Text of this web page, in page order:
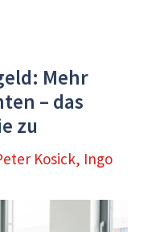
Mehr
– das
zu
Kosick, Ingo